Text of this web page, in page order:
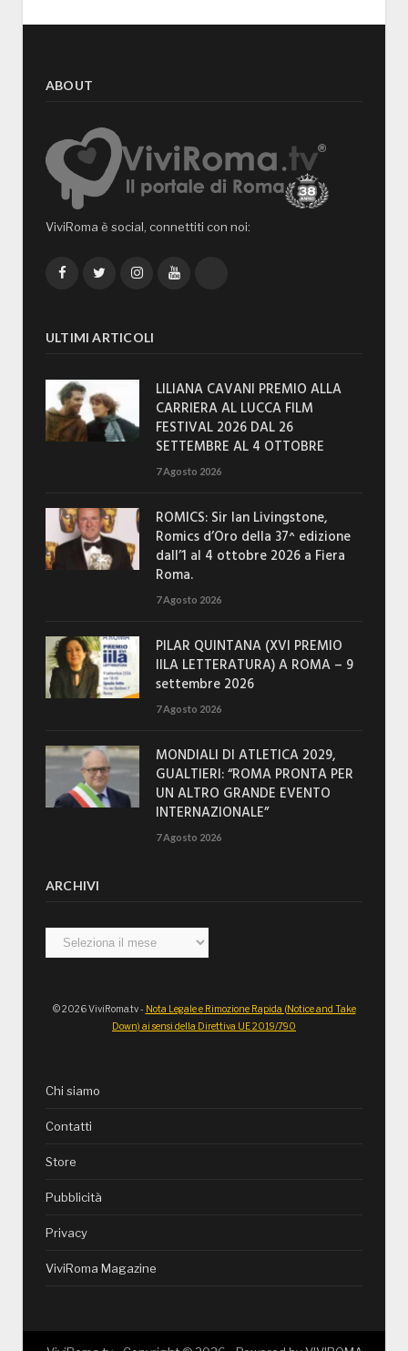
ABOUT
ViviRoma è social, connettiti con noi:
FacebookTwitterInstagramYouTube
ULTIMI ARTICOLI
LILIANA CAVANI PREMIO ALLA
CARRIERA AL LUCCA FILM
FESTIVAL 2026 DAL 26
SETTEMBRE AL 4 OTTOBRE
7 Agosto 2026
ROMICS: Sir Ian Livingstone,
Romics d’Oro della 37^ edizione
dall’1 al 4 ottobre 2026 a Fiera
Roma.
7 Agosto 2026
PILAR QUINTANA (XVI PREMIO
IILA LETTERATURA) A ROMA – 9
settembre 2026
7 Agosto 2026
MONDIALI DI ATLETICA 2029,
GUALTIERI: “ROMA PRONTA PER
UN ALTRO GRANDE EVENTO
INTERNAZIONALE”
7 Agosto 2026
ARCHIVI
Archivi
© 2026 ViviRoma.tv - Nota Legale e Rimozione Rapida (Notice and Take
Down) ai sensi della Direttiva UE 2019/790
Chi siamo
Contatti
Store
Pubblicità
Privacy
ViviRoma Magazine